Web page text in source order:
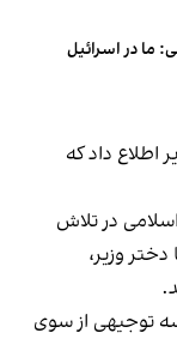
ما در اسرائیل
اطلاع داد که
در تلاش
وزیر،
توجیهی از سوی